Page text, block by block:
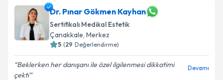
Dr. Pınar Gökmen Kayhan
Sertifikalı Medikal Estetik
Çanakkale, Merkez
5 (29 Değerlendirme)
Beklerken her danışanı ile özel ilgilenmesi dikkatimi
çekti
Devamı